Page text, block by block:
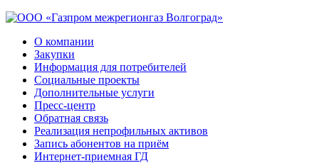
О компании
Закупки
Информация для потребителей
Социальные проекты
Дополнительные услуги
Пресс-центр
Обратная связь
Реализация непрофильных активов
Запись абонентов на приём
Интернет-приемная ГД